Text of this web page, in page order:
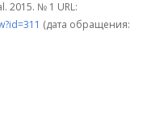
2015. № 1 URL:
(дата обращения: